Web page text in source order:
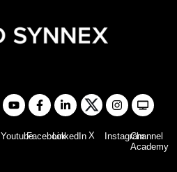
YoutubeFacebookLinkedIn X InstagramChannel
Academy